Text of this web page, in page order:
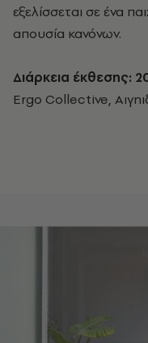
εξελίσσεται σε ένα
απουσία κανόνων.
Διάρκεια έκθεσης:
Ergo Collective,